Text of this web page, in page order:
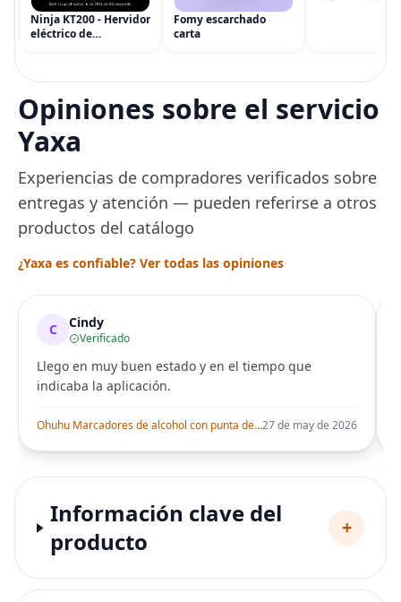
Ninja KT200 - Hervidor
eléctrico de
ajuste de temperatura
de Acero
Fomy escarchado
carta
Opiniones sobre el servicio
Yaxa
Experiencias de compradores verificados sobre
entregas y atención — pueden referirse a otros
productos del catálogo
¿Yaxa es confiable? Ver todas las opiniones
C Cindy
Verificado
Llego en muy buen estado y en el tiempo que
indicaba la aplicación.
Ohuhu Marcadores de alcohol con punta de pincel – Juego de marcadores artísticos de doble punta con certificación AP para artistas adultos27 de may de 2026
Información clave del
producto
+